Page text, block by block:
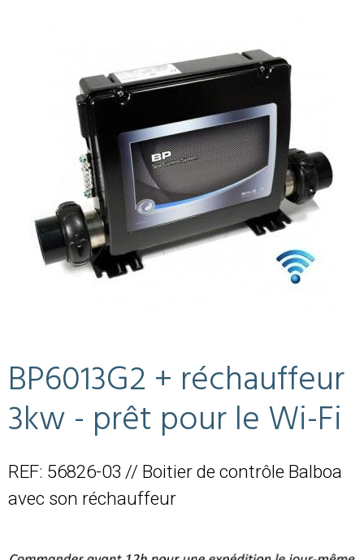
BP6013G2 + réchauffeur
3kw - prêt pour le Wi-Fi
REF: 56826-03 // Boitier de contrôle Balboa
avec son réchauffeur